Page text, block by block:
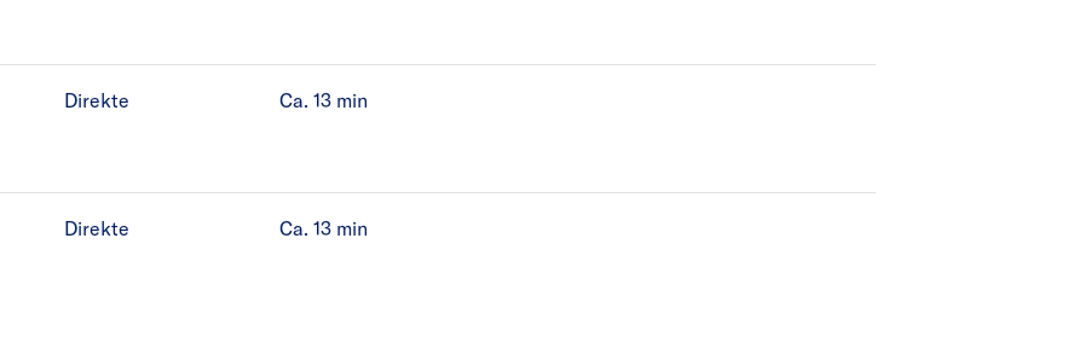
Direkte Ca. 13min
Direkte Ca. 13min